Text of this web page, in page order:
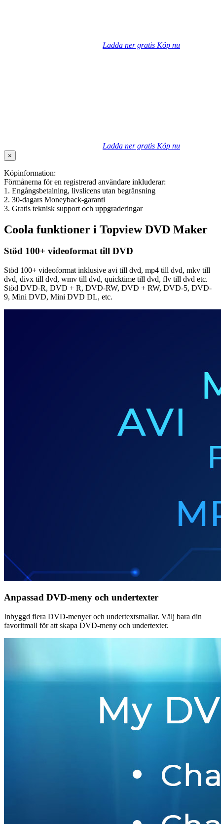
Ladda ner gratis Köp nu
Ladda ner gratis Köp nu
×
Köpinformation:
Förmånerna för en registrerad användare inkluderar:
1. Engångsbetalning, livslicens utan begränsning
2. 30-dagars Moneyback-garanti
3. Gratis teknisk support och uppgraderingar
Coola funktioner i Topview DVD Maker
Stöd 100+ videoformat till DVD
Stöd 100+ videoformat inklusive avi till dvd, mp4 till dvd, mkv till
dvd, divx till dvd, wmv till dvd, quicktime till dvd, flv till dvd etc.
Stöd DVD-R, DVD + R, DVD-RW, DVD + RW, DVD-5, DVD-
9, Mini DVD, Mini DVD DL, etc.
Anpassad DVD-meny och undertexter
Inbyggd flera DVD-menyer och undertextsmallar. Välj bara din
favoritmall för att skapa DVD-meny och undertexter.